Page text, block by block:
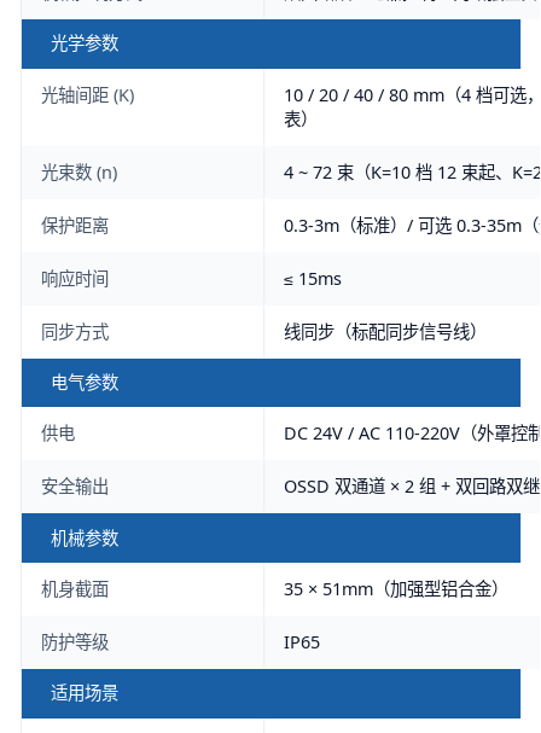
光学参数
光轴间距 (K)
10 / 20 / 40 / 80 mm（4 档可选
表）
光束数 (n) 4 ~ 72 束（K=10 档 12 束起、
保护距离 0.3-3m（标准）/ 可选 0.3-35m
响应时间 ≤ 15ms
同步方式 线同步（标配同步信号线）
电气参数
供电 DC 24V / AC 110-220V（外罩控
安全输出 OSSD 双通道 × 2 组 + 双回路双
机械参数
机身截面 35 × 51mm（加强型铝合金）
防护等级 IP65
适用场景